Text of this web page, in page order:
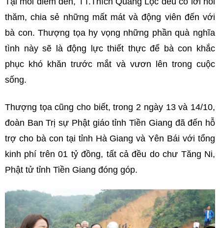
thăm, chia sẻ những mất mát và động viên đến với
bà con. Thượng tọa hy vọng những phần quà nghĩa
tình này sẽ là động lực thiết thực để bà con khắc
phục khó khăn trước mắt và vươn lên trong cuộc
sống.
Thượng tọa cũng cho biết, trong 2 ngày 13 và 14/10,
đoàn Ban Trị sự Phật giáo tỉnh Tiền Giang đã đến hỗ
trợ cho bà con tại tỉnh Hà Giang và Yên Bái với tổng
kinh phí trên 01 tỷ đồng, tất cả đều do chư Tăng Ni,
Phật tử tỉnh Tiền Giang đóng góp.